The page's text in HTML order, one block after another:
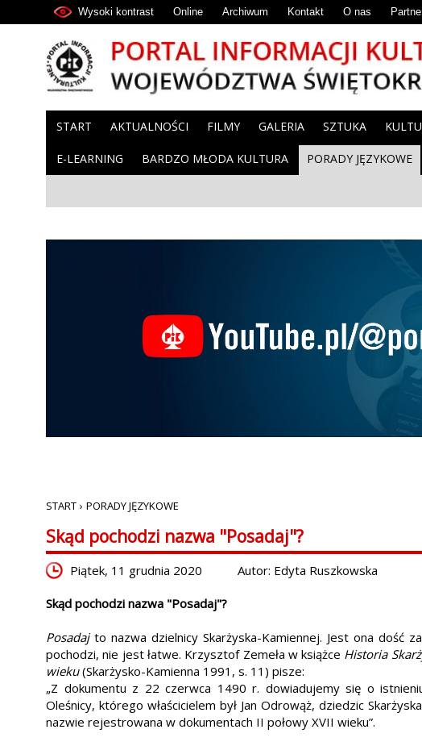
Wysoki kontrast Online Archiwum Kontakt O nas
START AKTUALNOŚCI FILMY GALERIA SZTUKA
E-LEARNING BARDZO MŁODA KULTURA PORADY JĘZYKOWE
START › PORADY JĘZYKOWE
Skąd pochodzi nazwa "Posadaj"?
Piątek, 11 grudnia 2020 Autor: Edyta Ruszkowska
Skąd pochodzi nazwa "Posadaj"?
Posadajto nazwa dzielnicy Skarżyska-Kamiennej. Jest ona dość
pochodzi, nie jest łatwe. Krzysztof Zemeła w książce Historia
wieku(Skarżysko-Kamienna 1991, s. 11) pisze:
„Z dokumentu z 22 czerwca 1490 r. dowiadujemy się o
Oleśnicy, którego właścicielem był Jan Odrowąż, dziedzic
nazwie rejestrowana w dokumentach II połowy XVII wieku”.